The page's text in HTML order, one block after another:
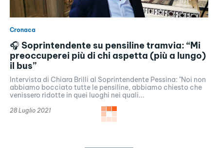
Cronaca
🎧 Soprintendente su pensiline tramvia: “Mi
preoccuperei più di chi aspetta (più a lungo)
il bus”
Intervista di Chiara Brilli al Soprintendente Pessina: "Noi non
abbiamo bocciato tutte le pensiline, abbiamo chiesto che
venissero ridotte in quei luoghi nei quali...
28 Luglio 2021